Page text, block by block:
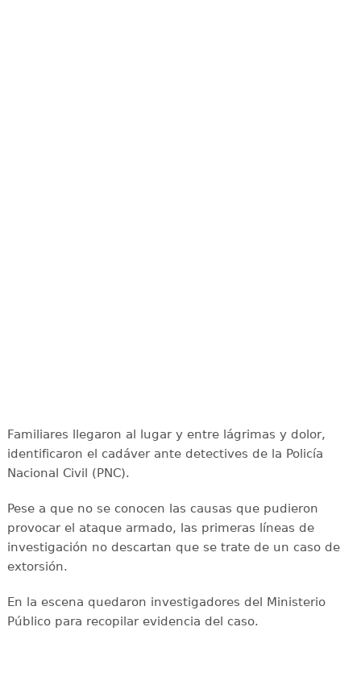
Familiares llegaron al lugar y entre lágrimas y dolor,
identificaron el cadáver ante detectives de la Policía
Nacional Civil (PNC).
Pese a que no se conocen las causas que pudieron
provocar el ataque armado, las primeras líneas de
investigación no descartan que se trate de un caso de
extorsión.
En la escena quedaron investigadores del Ministerio
Público para recopilar evidencia del caso.